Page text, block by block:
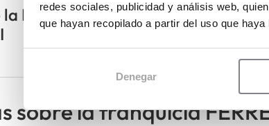
redes sociales, publicidad y análisis web,
que hayan recopilado a partir del uso que
Denegar
la Franquicia
Andrés Queral,
Franquiciado
sobre la franquicia